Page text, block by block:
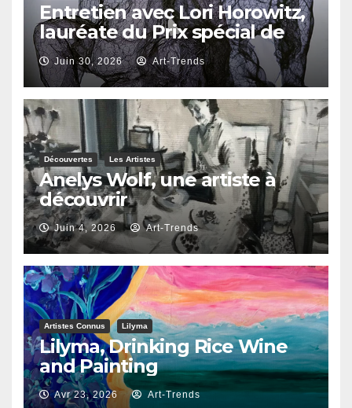
Entretien avec Lori Horowitz,
lauréate du Prix spécial de
reconnaissance artistique
2026
Juin 30, 2026 Art-Trends
Découvertes Les Artistes
Anelys Wolf, une artiste à
découvrir
Juin 4, 2026 Art-Trends
Artistes Connus Lilyma
Lilyma, Drinking Rice Wine
and Painting
Avr 23, 2026 Art-Trends